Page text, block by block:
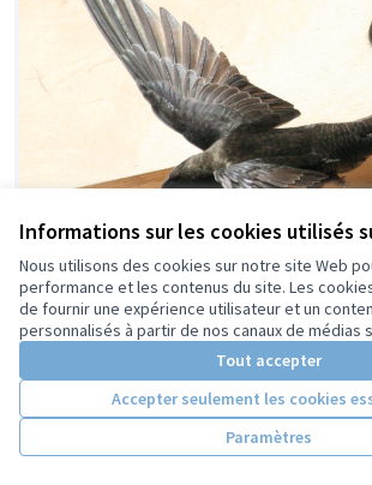
Informations sur les cookies utilisés
Nous utilisons des cookies sur notre site Web
performance et les contenus du site. Les
de fournir une expérience utilisateur et un
personnalisés à partir de nos canaux de médias
Tout accepter
Accepter seulement les cookies
Paramètres
Nichoirs pour martinets noirs